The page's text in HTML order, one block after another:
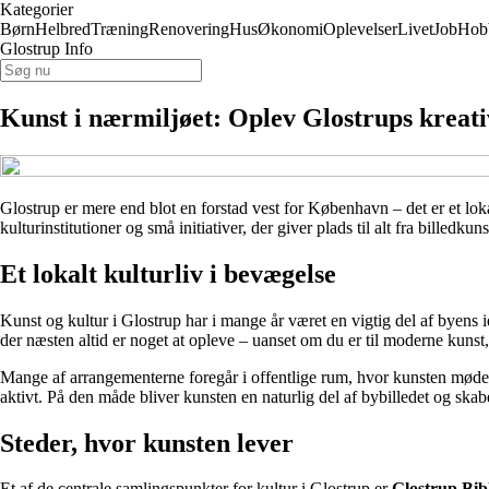
Kategorier
BørnHelbredTræningRenoveringHusØkonomiOplevelserLivetJob
Glostrup Info
Kunst i nærmiljøet: Oplev Glostrups
Glostrup er mere end blot en forstad vest for København – det er et
kulturinstitutioner og små initiativer, der giver plads til alt fra
Et lokalt kulturliv i bevægelse
Kunst og kultur i Glostrup har i mange år været en vigtig del af byens
der næsten altid er noget at opleve – uanset om du er til moderne
Mange af arrangementerne foregår i offentlige rum, hvor kunsten
aktivt. På den måde bliver kunsten en naturlig del af bybilledet og
Steder, hvor kunsten lever